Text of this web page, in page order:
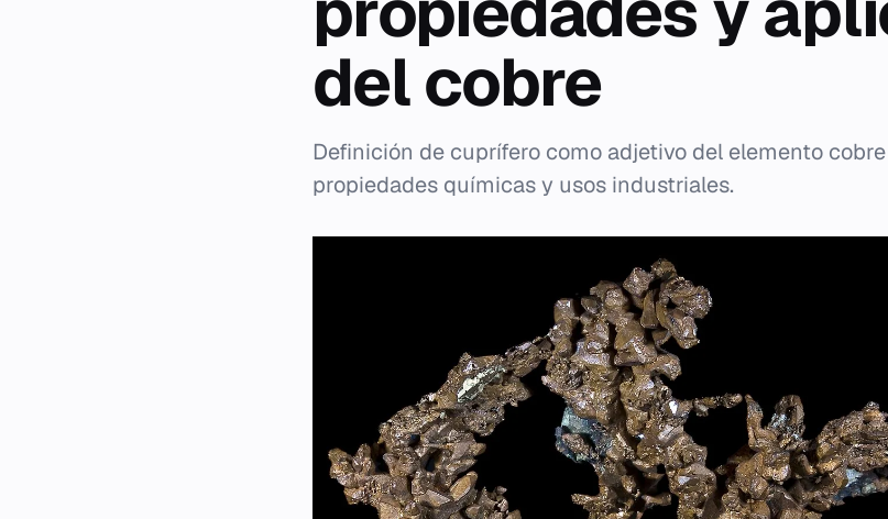
del cobre
Definición de cuprífero como adjetivo del elemento
propiedades químicas y usos industriales.